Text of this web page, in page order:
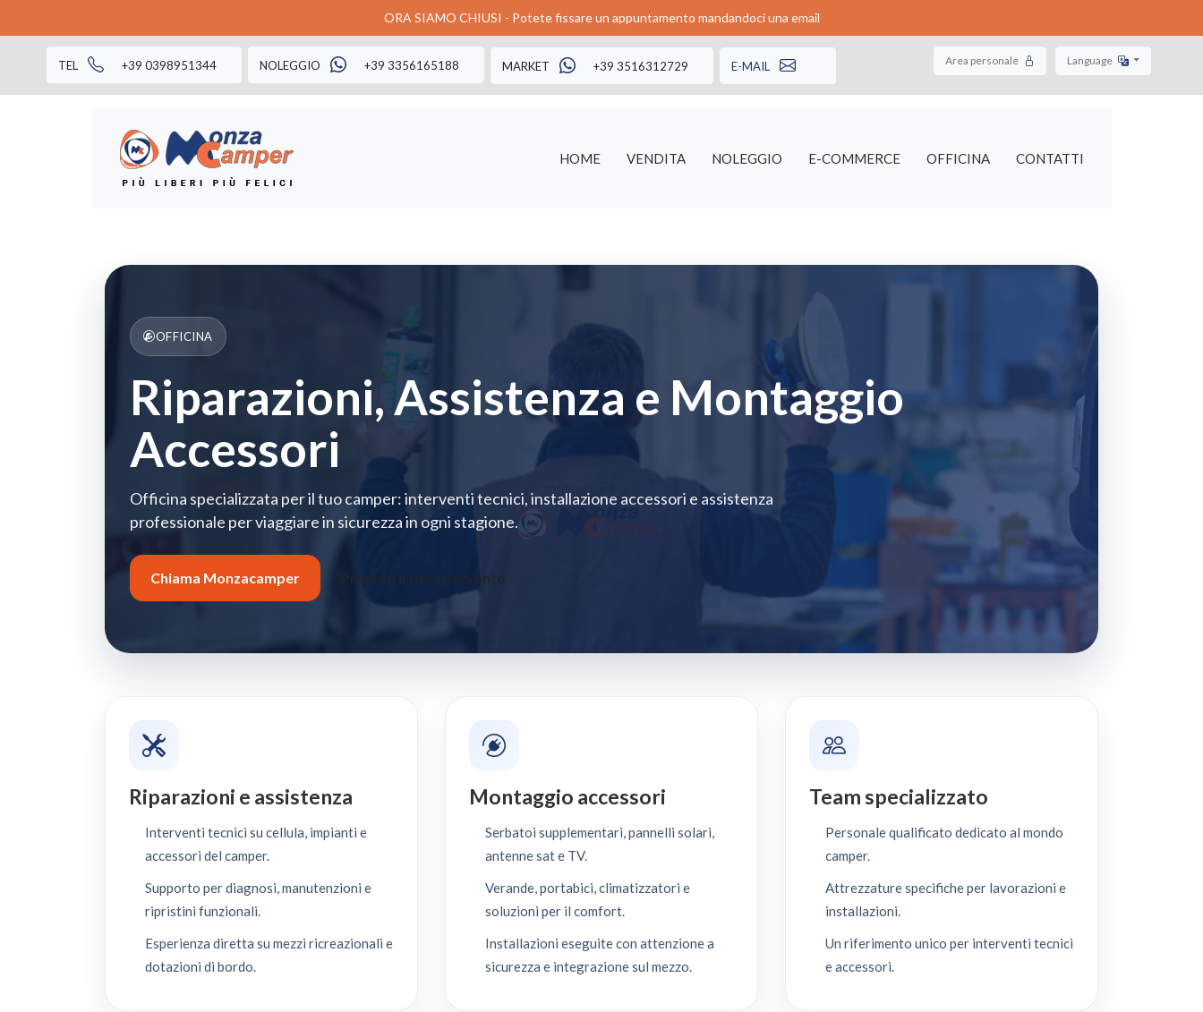
ORA SIAMO CHIUSI - Potete fissare un appuntamento mandandoci una email
TEL +39 0398951344 NOLEGGIO +39 3356165188 MARKET +39 3516312729 E-MAIL Area personale Language
HOME VENDITA NOLEGGIO E-COMMERCE OFFICINA CONTATTI
OFFICINA
Riparazioni, Assistenza e Montaggio
Accessori
Officina specializzata per il tuo camper: interventi tecnici, installazione accessori e assistenza
professionale per viaggiare in sicurezza in ogni stagione.
Chiama Monzacamper Prenota il tuo intervento
Riparazioni e assistenza
Interventi tecnici su cellula, impianti e
accessori del camper.
Supporto per diagnosi, manutenzioni e
ripristini funzionali.
Esperienza diretta su mezzi ricreazionali e
dotazioni di bordo.
Montaggio accessori
Serbatoi supplementari, pannelli solari,
antenne sat e TV.
Verande, portabici, climatizzatori e
soluzioni per il comfort.
Installazioni eseguite con attenzione a
sicurezza e integrazione sul mezzo.
Team specializzato
Personale qualificato dedicato al mondo
camper.
Attrezzature specifiche per lavorazioni e
installazioni.
Un riferimento unico per interventi tecnici
e accessori.